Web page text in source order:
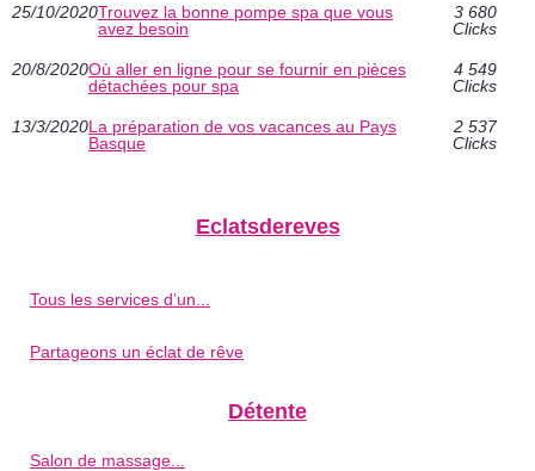
25/10/2020Trouvez la bonne pompe spa que vous
avez besoin
3 680
Clicks
20/8/2020Où aller en ligne pour se fournir en pièces
détachées pour spa
4 549
Clicks
13/3/2020La préparation de vos vacances au Pays
Basque
2 537
Clicks
Eclatsdereves
Tous les services d’un...
Partageons un éclat de rêve
Détente
Salon de massage...